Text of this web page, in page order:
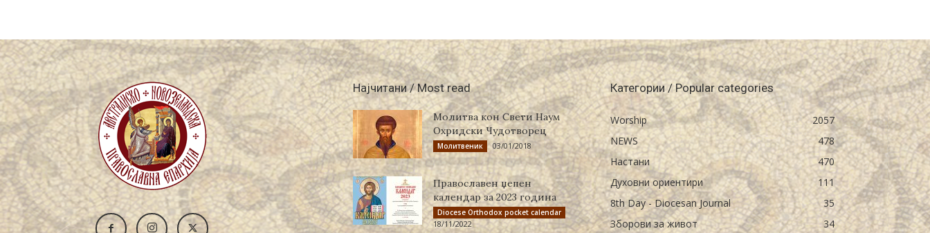
Најчитани / Most read
Молитва кон Свети Наум
Охридски Чудотворец
Молитвеник 03/01/2018
Православен џепен
календар за 2023 година
Diocese Orthodox pocket calendar
18/11/2022
Категории / Popular categories
Worship
2057
NEWS
478
Настани
470
Духовни ориентири
111
8th Day - Diocesan Journal
35
Зборови за живот
34